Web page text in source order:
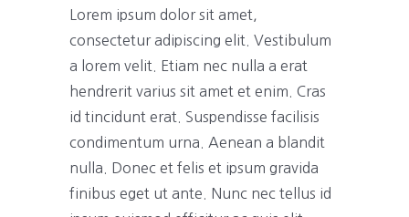
Lorem ipsum dolor sit amet,
consectetur adipiscing elit. Vestibulum
a lorem velit. Etiam nec nulla a erat
hendrerit varius sit amet et enim. Cras
id tincidunt erat. Suspendisse facilisis
condimentum urna. Aenean a blandit
nulla. Donec et felis et ipsum gravida
finibus eget ut ante. Nunc nec tellus id